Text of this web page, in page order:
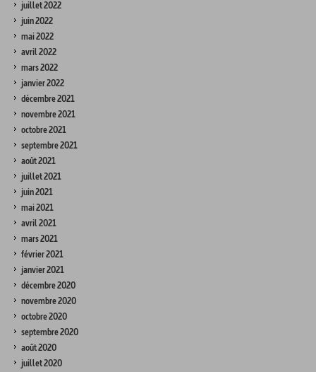
juillet 2022
juin 2022
mai 2022
avril 2022
mars 2022
janvier 2022
décembre 2021
novembre 2021
octobre 2021
septembre 2021
août 2021
juillet 2021
juin 2021
mai 2021
avril 2021
mars 2021
février 2021
janvier 2021
décembre 2020
novembre 2020
octobre 2020
septembre 2020
août 2020
juillet 2020